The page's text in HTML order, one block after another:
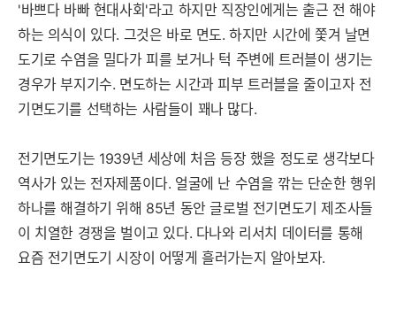
'바쁘다 바빠 현대사회'라고 하지만 직장인에게는 출근 전 해야
하는 의식이 있다. 그것은 바로 면도. 하지만 시간에 쫓겨 날면
도기로 수염을 밀다가 피를 보거나 턱 주변에 트러블이 생기는
경우가 부지기수. 면도하는 시간과 피부 트러블을 줄이고자 전
기면도기를 선택하는 사람들이 꽤나 많다.
전기면도기는 1939년 세상에 처음 등장 했을 정도로 생각보다
역사가 있는 전자제품이다. 얼굴에 난 수염을 깎는 단순한 행위
하나를 해결하기 위해 85년 동안 글로벌 전기면도기 제조사들
이 치열한 경쟁을 벌이고 있다. 다나와 리서치 데이터를 통해
요즘 전기면도기 시장이 어떻게 흘러가는지 알아보자.